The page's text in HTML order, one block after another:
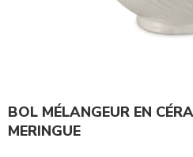
BOL MÉLANGEUR EN
MERINGUE